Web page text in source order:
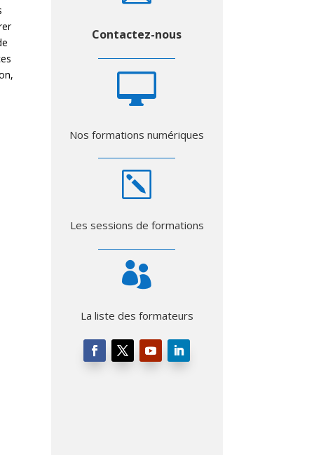
Contactez-nous

Nos formations numériques
k
Les sessions de formations

La liste des formateurs